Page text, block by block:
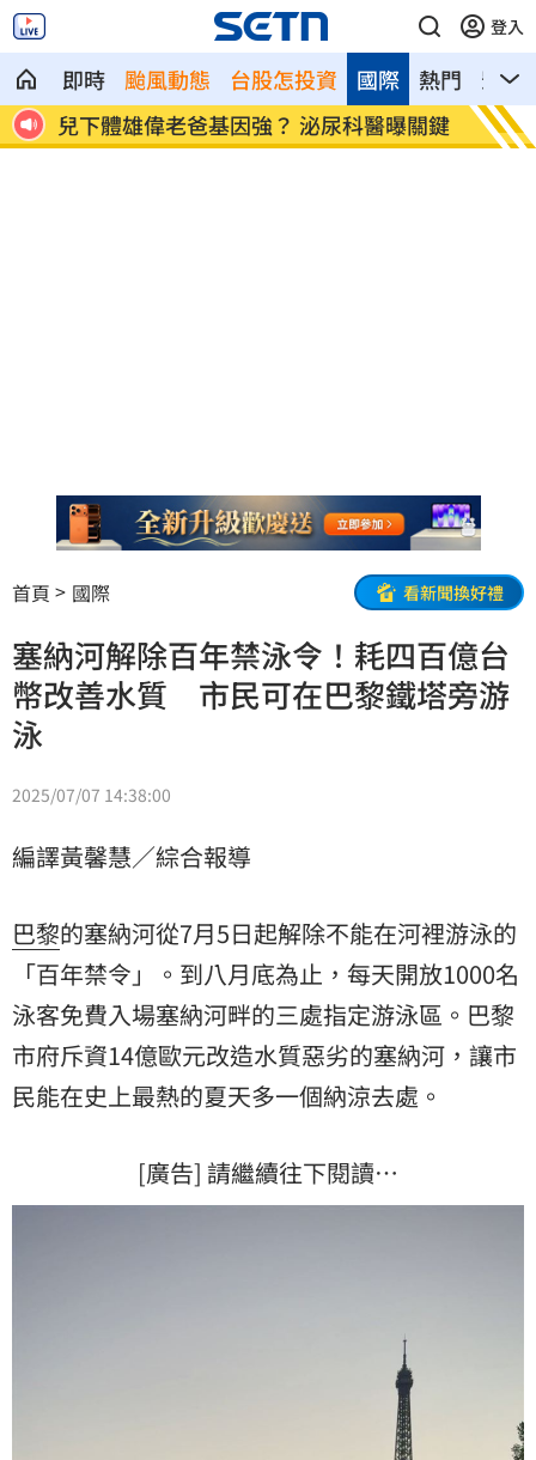
登入
即時 颱風動態 台股怎投資 熱門 影音
國際
文
兒下體雄偉老爸基因強？ 泌尿科醫曝關鍵
長崎
國
首頁 國際 看新聞換好禮
塞納河解除百年禁泳令！耗四百億台
幣改善水質 市民可在巴黎鐵塔旁游
泳
2025/07/07 14:38:00
編譯黃馨慧／綜合報導
巴黎的塞納河從7月5日起解除不能在河裡游泳的
「百年禁令」。到八月底為止，每天開放1000名
泳客免費入場塞納河畔的三處指定游泳區。巴黎
市府斥資14億歐元改造水質惡劣的塞納河，讓市
民能在史上最熱的夏天多一個納涼去處。
[廣告] 請繼續往下閱讀…